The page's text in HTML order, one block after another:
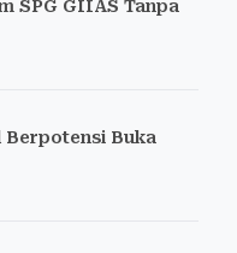
SPG GIIAS Tanpa
Buka